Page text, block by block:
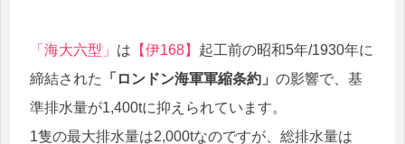
「海大六型」 は 【伊168】 起工前の昭和5年/1930年に
締結された
「ロンドン海軍軍縮条約」 の影響で、基
準排水量が1,400tに抑えられています。
1隻の最大排水量は2,000tなのですが、総排水量は